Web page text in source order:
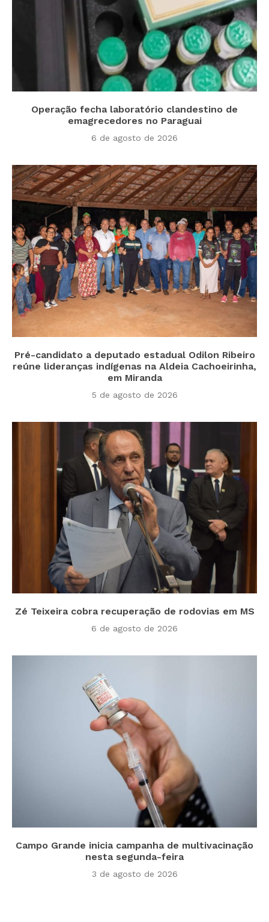
Operação fecha laboratório clandestino de
emagrecedores no Paraguai
6 de agosto de 2026
Pré-candidato a deputado estadual Odilon Ribeiro
reúne lideranças indígenas na Aldeia Cachoeirinha,
em Miranda
5 de agosto de 2026
Zé Teixeira cobra recuperação de rodovias em MS
6 de agosto de 2026
Campo Grande inicia campanha de multivacinação
nesta segunda-feira
3 de agosto de 2026